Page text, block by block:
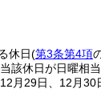
休日(第3条第4項
該休日が日曜相
12月29日、12月